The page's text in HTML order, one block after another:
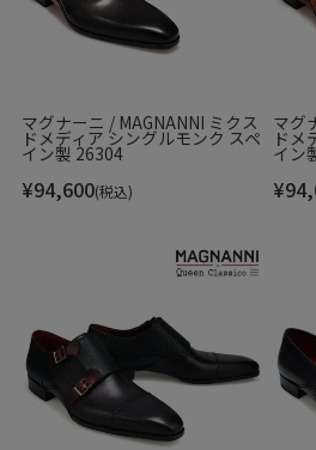
グラデーションが美しいカラーリン
しており、木目調の染め感がシル
マグナーニ / MAGNANNI ミクス
ドメディア シングルモンク スペ
イン製 26304
¥94,600(税込)
マグ
ドメ
イン
¥